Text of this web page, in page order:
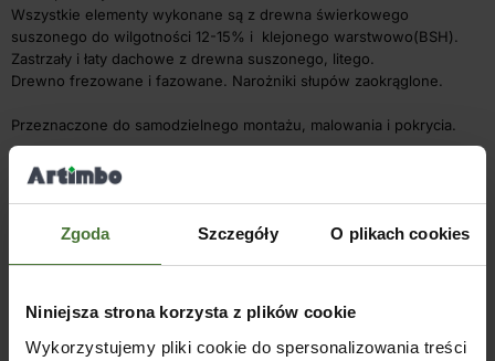
Zgoda Szczegóły O plikach cookies
Niniejsza strona korzysta z plików cookie
Wykorzystujemy pliki cookie do spersonalizowania treści
Wszystkie elementy wykonane są z drewna świerkowego
suszonego do wilgotności 12-15% i klejonego warstwowo(BSH).
Zastrzały i łaty dachowe z drewna suszonego, litego.
Drewno frezowane i fazowane. Narożniki słupów zaokrąglone.
Przeznaczone do samodzielnego montażu, malowania i pokrycia.
Słupy na długości można przesuwać dopasowując np. do tarasu.
Konstrukcja nie zawiera pokrycia dachowego i elementów
60-70 cm.
Rozstaw krokwi ok. 80 cm.